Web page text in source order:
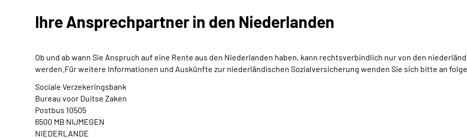
Ihre Ansprechpartner in den Niederlanden
Ob und ab wann Sie Anspruch auf eine Rente aus den Niederlanden haben, kann rechtsverbindlich nur von den
werden.Für weitere Informationen und Auskünfte zur niederländischen Sozialversicherung wenden Sie sich bitte an
Sociale Verzekeringsbank
Bureau voor Duitse Zaken
Postbus 10505
6500 MB NIJMEGEN
NIEDERLANDE